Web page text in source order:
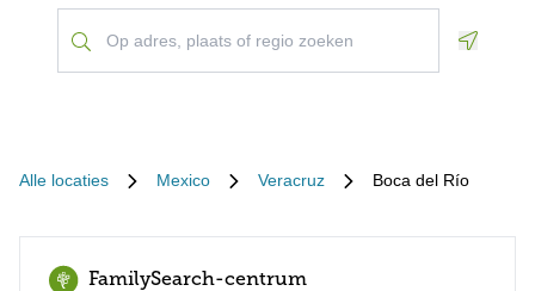
Alle locaties Mexico Veracruz Boca del Río
FamilySearch-centrum